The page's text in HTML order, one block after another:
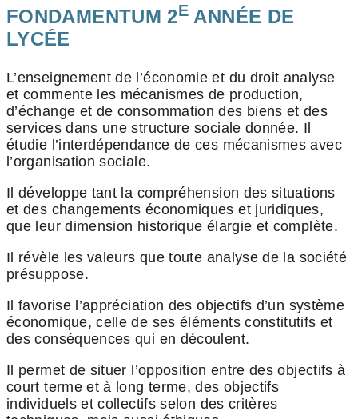
FONDAMENTUM 2E ANNÉE DE
LYCÉE
L’enseignement de l’économie et du droit analyse
et commente les mécanismes de production,
d’échange et de consommation des biens et des
services dans une structure sociale donnée. Il
étudie l’interdépendance de ces mécanismes avec
l’organisation sociale.
Il développe tant la compréhension des situations
et des changements économiques et juridiques,
que leur dimension historique élargie et complète.
Il révèle les valeurs que toute analyse de la société
présuppose.
Il favorise l’appréciation des objectifs d’un système
économique, celle de ses éléments constitutifs et
des conséquences qui en découlent.
Il permet de situer l’opposition entre des objectifs à
court terme et à long terme, des objectifs
individuels et collectifs selon des critères